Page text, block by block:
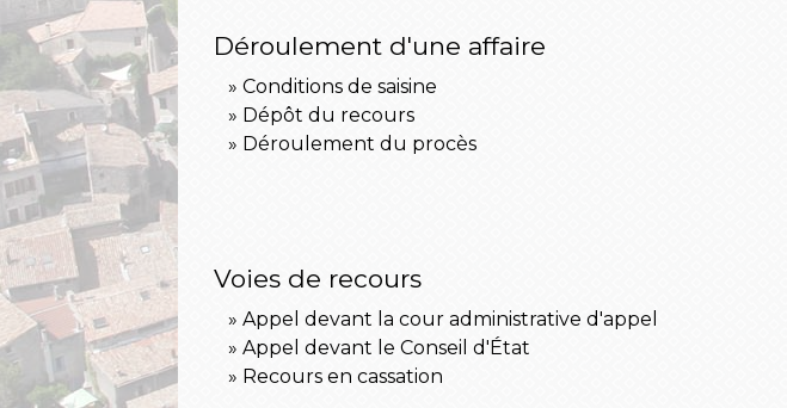
Déroulement d'une affaire
Conditions de saisine
Dépôt du recours
Déroulement du procès
Voies de recours
Appel devant la cour administrative d'appel
Appel devant le Conseil d'État
Recours en cassation